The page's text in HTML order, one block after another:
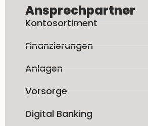
Ansprechpartner
Kontosortiment
Finanzierungen
Anlagen
Vorsorge
Digital Banking